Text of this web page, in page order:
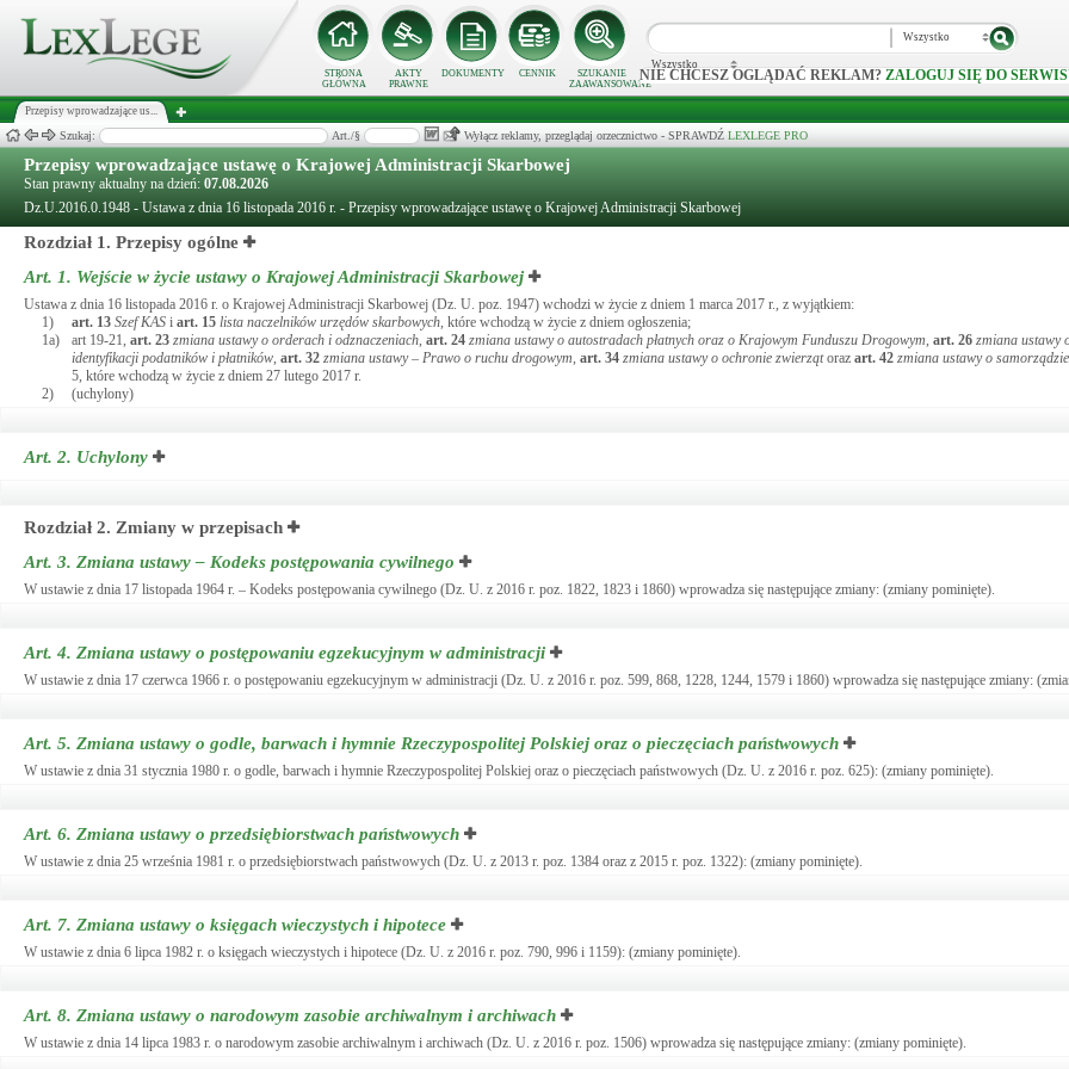
STRONA
GŁÓWNA
AKTY
PRAWNE
DOKUMENTY CENNIK
SZUKANIE
ZAAWANSOWANE
Wszystko
Wszystko
NIE CHCESZ OGLĄDAĆ REKLAM? ZALOGUJ SIĘ DO
Przepisy wprowadzające us...
Szukaj: Art./§ Wyłącz reklamy, przeglądaj orzecznictwo - SPRAWDŹ LEXLEGE PRO
Przepisy wprowadzające ustawę o Krajowej Administracji Skarbowej
Stan prawny aktualny na dzień: 07.08.2026
Dz.U.2016.0.1948 - Ustawa z dnia 16 listopada 2016 r. - Przepisy wprowadzające ustawę o Krajowej Administracji Skarbowej
Rozdział 1. Przepisy ogólne
Art. 1. Wejście w życie ustawy o Krajowej Administracji Skarbowej
Ustawa z dnia 16 listopada 2016 r. o Krajowej Administracji Skarbowej (Dz. U. poz. 1947) wchodzi w życie z dniem 1 marca 2017 r., z wyjątkiem:
1)
art. 13 Szef KAS i art. 15 lista naczelników urzędów skarbowych, które wchodzą w życie z dniem ogłoszenia;
1a)
art 19-21, art. 23 zmiana ustawy o orderach i odznaczeniach, art. 24 zmiana ustawy o autostradach płatnych oraz o Krajowym Funduszu Drogowym, art. 26 zmiana ustawy
identyfikacji podatników i płatników, art. 32 zmiana ustawy – Prawo o ruchu drogowym, art. 34 zmiana ustawy o ochronie zwierzątoraz art. 42 zmiana ustawy o
5, które wchodzą w życie z dniem 27 lutego 2017 r.
2)
(uchylony)
Art. 2. Uchylony
Rozdział 2. Zmiany w przepisach
Art. 3. Zmiana ustawy – Kodeks postępowania cywilnego
W ustawie z dnia 17 listopada 1964 r. – Kodeks postępowania cywilnego (Dz. U. z 2016 r. poz. 1822, 1823 i 1860) wprowadza się następujące zmiany: (zmiany pominięte).
Art. 4. Zmiana ustawy o postępowaniu egzekucyjnym w administracji
W ustawie z dnia 17 czerwca 1966 r. o postępowaniu egzekucyjnym w administracji (Dz. U. z 2016 r. poz. 599, 868, 1228, 1244, 1579 i 1860) wprowadza się następujące zmiany:
Art. 5. Zmiana ustawy o godle, barwach i hymnie Rzeczypospolitej Polskiej oraz o pieczęciach państwowych
W ustawie z dnia 31 stycznia 1980 r. o godle, barwach i hymnie Rzeczypospolitej Polskiej oraz o pieczęciach państwowych (Dz. U. z 2016 r. poz. 625): (zmiany pominięte).
Art. 6. Zmiana ustawy o przedsiębiorstwach państwowych
W ustawie z dnia 25 września 1981 r. o przedsiębiorstwach państwowych (Dz. U. z 2013 r. poz. 1384 oraz z 2015 r. poz. 1322): (zmiany pominięte).
Art. 7. Zmiana ustawy o księgach wieczystych i hipotece
W ustawie z dnia 6 lipca 1982 r. o księgach wieczystych i hipotece (Dz. U. z 2016 r. poz. 790, 996 i 1159): (zmiany pominięte).
Art. 8. Zmiana ustawy o narodowym zasobie archiwalnym i archiwach
W ustawie z dnia 14 lipca 1983 r. o narodowym zasobie archiwalnym i archiwach (Dz. U. z 2016 r. poz. 1506) wprowadza się następujące zmiany: (zmiany pominięte).